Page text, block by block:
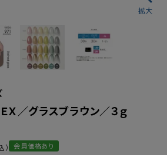
Ｘ／グラスブラウン／３ｇ
会員価格あり